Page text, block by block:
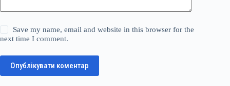
Save my name, email and website in this browser for the
next time I comment.
Опублікувати коментар